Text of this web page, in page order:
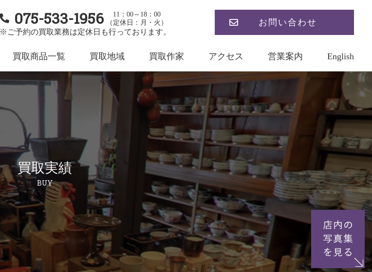
075-533-1956
11：00～18：00
（定休日：月・火）
※ご予約の買取業務は定休日も行っております。
お問い合わせ
買取商品一覧 買取地域 買取作家 アクセス 営業案内 English
買取実績
BUY